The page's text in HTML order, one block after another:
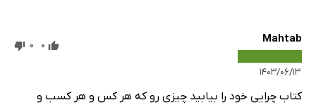
Mahtab
۱۴۰۳/۰۶/۱۳
0
0
کتاب چرایی خود را بیابید چیزی رو که هر کس و هر کسب و